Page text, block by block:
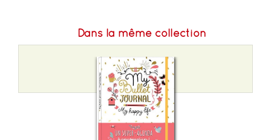
Dans la même collection